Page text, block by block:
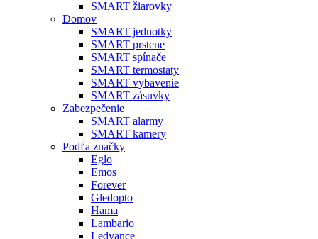
SMART žiarovky
Domov
SMART jednotky
SMART prstene
SMART spínače
SMART termostaty
SMART vybavenie
SMART zásuvky
Zabezpečenie
SMART alarmy
SMART kamery
Podľa značky
Eglo
Emos
Forever
Gledopto
Hama
Lambario
Ledvance